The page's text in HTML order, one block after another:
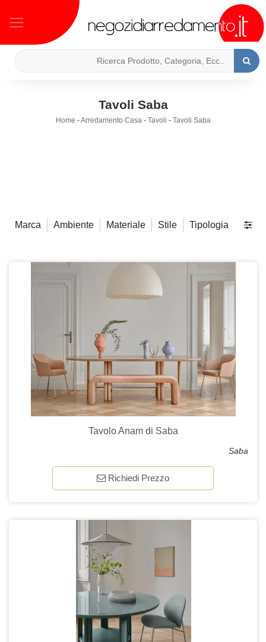
Tavoli Saba
Home -Arredamento Casa- Tavoli - Tavoli Saba
Marca Ambiente Materiale Stile Tipologia
Tavolo Anam di Saba
Saba
Richiedi Prezzo